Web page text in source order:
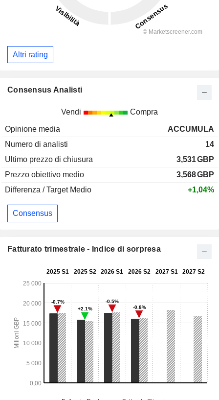
Altri rating
Consensus Analisti
Vendi Compra
Opinione media
ACCUMULA
Numero di analisti
14
Ultimo prezzo di chiusura
3,531GBP
Prezzo obiettivo medio
3,568GBP
Differenza / Target Medio
+1,04%
Consensus
Fatturato trimestrale - Indice di sorpresa